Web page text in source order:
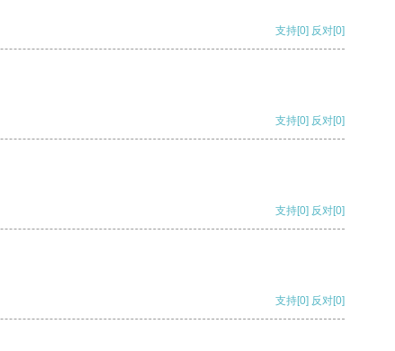
支持[0] 反对[0]
支持[0] 反对[0]
支持[0] 反对[0]
支持[0] 反对[0]